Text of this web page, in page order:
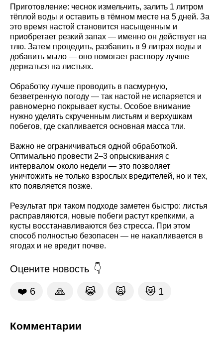
Приготовление: чеснок измельчить, залить 1 литром
тёплой воды и оставить в тёмном месте на 5 дней. За
это время настой становится насыщенным и
приобретает резкий запах — именно он действует на
тлю. Затем процедить, разбавить в 9 литрах воды и
добавить мыло — оно помогает раствору лучше
держаться на листьях.
Обработку лучше проводить в пасмурную,
безветренную погоду — так настой не испаряется и
равномерно покрывает кусты. Особое внимание
нужно уделять скрученным листьям и верхушкам
побегов, где скапливается основная масса тли.
Важно не ограничиваться одной обработкой.
Оптимально провести 2–3 опрыскивания с
интервалом около недели — это позволяет
уничтожить не только взрослых вредителей, но и тех,
кто появляется позже.
Результат при таком подходе заметен быстро: листья
расправляются, новые побеги растут крепкими, а
кусты восстанавливаются без стресса. При этом
способ полностью безопасен — не накапливается в
ягодах и не вредит почве.
Оцените новость
❤️ 6 🙏 😹 🙀 😿 1
Комментарии